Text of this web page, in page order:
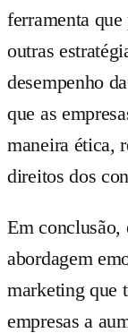
ferramenta
outras
desempenho
que as
maneira ética,
direitos dos
Em conclusão,
abordagem
marketing que
empresas a